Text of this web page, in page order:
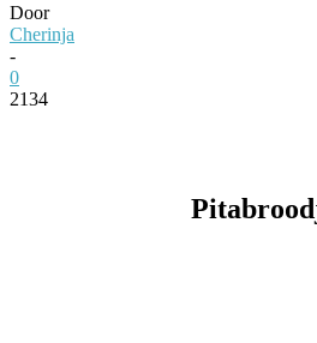
Door
Cherinja
-
0
2134